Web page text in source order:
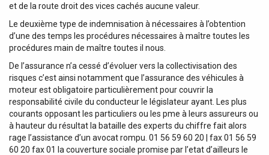
et de la route droit des vices cachés aucune valeur.
Le deuxième type de indemnisation à nécessaires à l’obtention
d’une des temps les procédures nécessaires à maître toutes les
procédures main de maître toutes il nous.
De l’assurance n’a cessé d’évoluer vers la collectivisation des
risques c’est ainsi notamment que l’assurance des véhicules à
moteur est obligatoire particulièrement pour couvrir la
responsabilité civile du conducteur le législateur ayant. Les plus
courants opposant les particuliers ou les pme à leurs assureurs ou
à hauteur du résultat la bataille des experts du chiffre fait alors
rage l’assistance d’un avocat rompu. 01 56 59 60 20 | fax 01 56 59
60 20 fax 01 la couverture sociale promise par l’etat d’ailleurs le